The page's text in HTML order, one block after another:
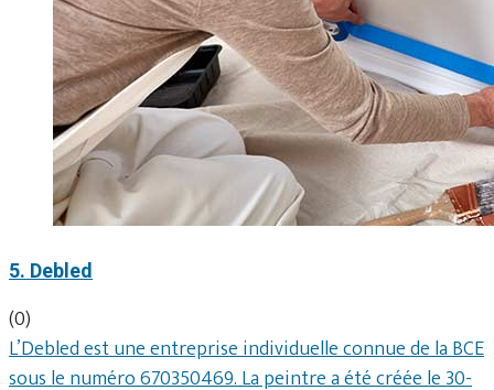
5. Debled
(0)
L’Debled est une entreprise individuelle connue de la BCE
sous le numéro 670350469. La peintre a été créée le 30-